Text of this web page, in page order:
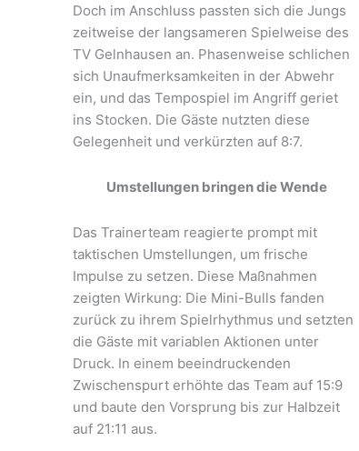
Doch im Anschluss passten sich die Jungs
zeitweise der langsameren Spielweise des
TV Gelnhausen an. Phasenweise schlichen
sich Unaufmerksamkeiten in der Abwehr
ein, und das Tempospiel im Angriff geriet
ins Stocken. Die Gäste nutzten diese
Gelegenheit und verkürzten auf 8:7.
Umstellungen bringen die Wende
Das Trainerteam reagierte prompt mit
taktischen Umstellungen, um frische
Impulse zu setzen. Diese Maßnahmen
zeigten Wirkung: Die Mini-Bulls fanden
zurück zu ihrem Spielrhythmus und setzten
die Gäste mit variablen Aktionen unter
Druck. In einem beeindruckenden
Zwischenspurt erhöhte das Team auf 15:9
und baute den Vorsprung bis zur Halbzeit
auf 21:11 aus.